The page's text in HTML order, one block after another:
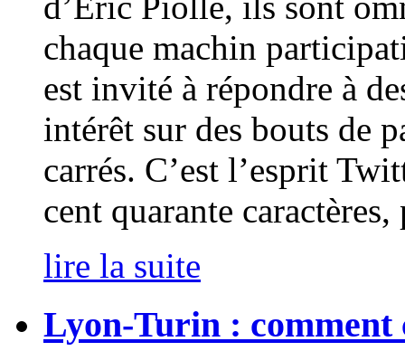
chaque machin
est invité à répondre à
intérêt sur des bouts de
carrés. C’est l’esprit
cent quarante
lire la suite
Lyon-Turin : comment